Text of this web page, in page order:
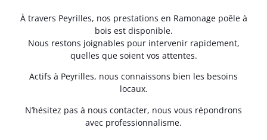
À travers Peyrilles, nos prestations en Ramonage poêle à
bois est disponible.
Nous restons joignables pour intervenir rapidement,
quelles que soient vos attentes.
Actifs à Peyrilles, nous connaissons bien les besoins
locaux.
N’hésitez pas à nous contacter, nous vous répondrons
avec professionnalisme.